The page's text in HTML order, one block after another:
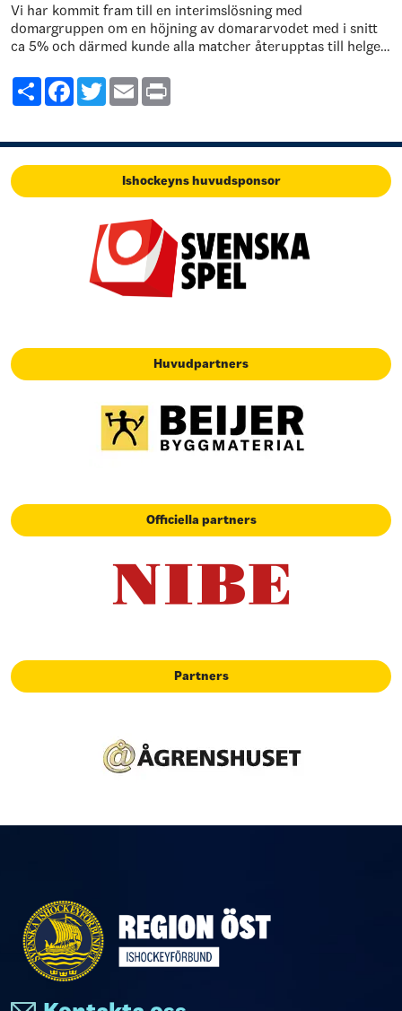
Vi har kommit fram till en interimslösning med
domargruppen om en höjning av domararvodet med i snitt
ca 5% och därmed kunde alla matcher återupptas till helgen
ShareFacebook
TwitterEmail
Ishockeyns huvudsponsor
Huvudpartners
Officiella partners
Partners